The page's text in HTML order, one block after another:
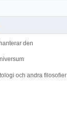
den
och andra filosofier